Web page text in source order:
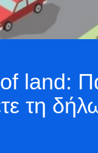
land:
τη